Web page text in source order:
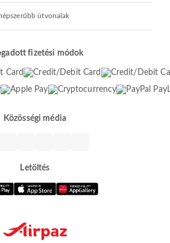
útvonalak
fizetési módok
Közösségi média
Letöltés